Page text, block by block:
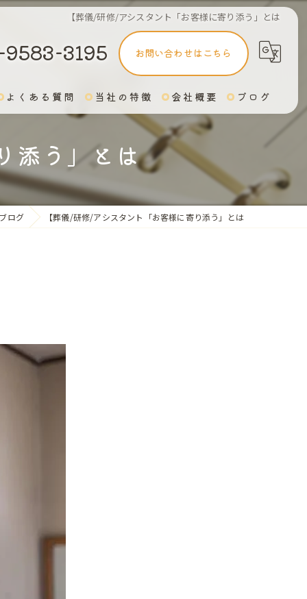
【葬儀/研修/アシスタント「お客様に寄り添う」とは
3195 お問い合わせはこちら
よくある質問 当社の特徴
安部メソッド
アシスタント
司会
会社概要 ブログ
添う」とは
ブログ 【葬儀/研修/アシスタント「お客様に寄り添う」とは